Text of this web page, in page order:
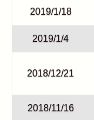
2019/1/18
2019/1/4
2018/12/21
2018/11/16